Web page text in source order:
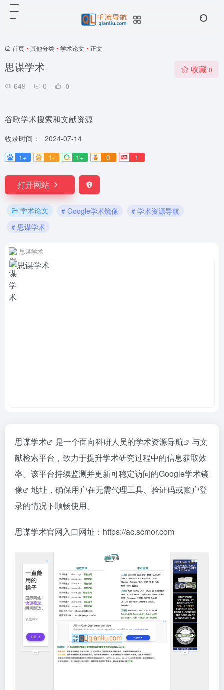
首页 • 其他分类 • 学术论文 • 正文
思谋学术
649 0 0
收藏 0
谷歌学术搜索和文献资源
收录时间：
2024-07-14
1+
1- 1+ 0 1
打开网站
学术论文 # Google学术镜像
# 学术资源导航
# 思谋学术
思谋学术
思谋学术 是一个面向科研人员的学术资源导航
与文
献检索平台，致力于提升学术研究过程中的信息获取效
率。该平台持续监测并更新可稳定访问的Google学术镜
像
地址，确保用户在无需代理工具、验证码或账户登
录的情况下顺畅使用。
思谋学术官网入口网址：https://ac.scmor.com